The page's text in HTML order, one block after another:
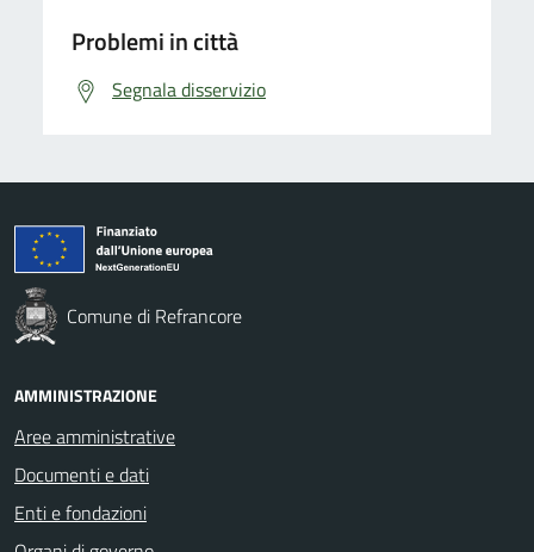
Problemi in città
Segnala disservizio
Comune di Refrancore
AMMINISTRAZIONE
Aree amministrative
Documenti e dati
Enti e fondazioni